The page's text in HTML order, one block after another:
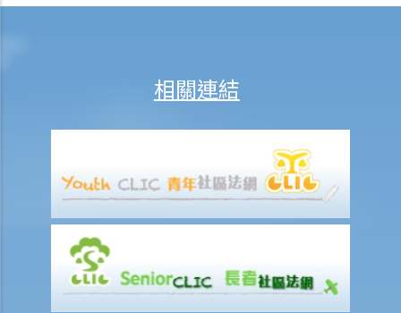
多久？
人壽保險
受保人已失蹤了數年，其保單受益人可否向保險公司索取死亡賠償？
在處理索償時，保險公司會否接受中醫發出的醫療報告 / 醫生紙？
如果我的保單已經失效，但我重新繳交保費以嘗試令保單「復效」。我
可否在這段期間向保險公司索償？
我為同一項目（如住院或家居意外）購買了數份保險。我可否從所有保
單索取全數保額，或只可索取實際開支或損失？人壽保險的死亡賠償會
相關連結